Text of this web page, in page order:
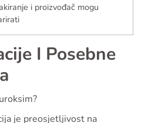
i proizvođač mogu
I Posebne
je preosjetljivost na